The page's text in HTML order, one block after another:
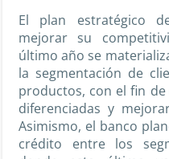
El plan estratégico
mejorar su
último año se
la segmentación de
productos, con el fin
diferenciadas y
Asimismo, el banco
crédito entre los